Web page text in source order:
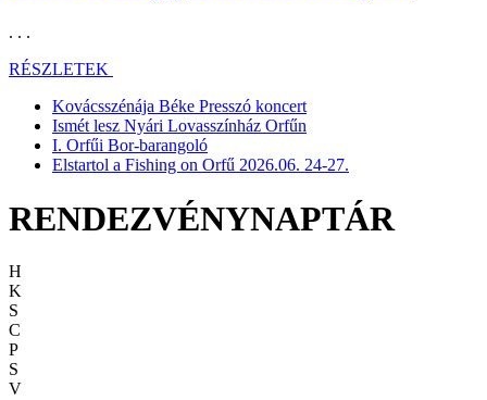
. . .
RÉSZLETEK
Kovácsszénája Béke Presszó koncert
Ismét lesz Nyári Lovasszínház Orfűn
I. Orfűi Bor-barangoló
Elstartol a Fishing on Orfű 2026.06. 24-27.
RENDEZVÉNYNAPTÁR
H
K
S
C
P
S
V